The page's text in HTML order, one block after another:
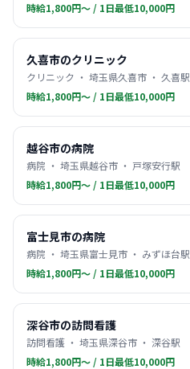
時給1,800円〜 / 1日最低10,000円
久喜市のクリニック
クリニック ・ 埼玉県久喜市 ・ 久喜駅
時給1,800円〜 / 1日最低10,000円
越谷市の病院
病院 ・ 埼玉県越谷市 ・ 戸塚安行駅
時給1,800円〜 / 1日最低10,000円
富士見市の病院
病院 ・ 埼玉県富士見市 ・ みずほ台駅
時給1,800円〜 / 1日最低10,000円
深谷市の訪問看護
訪問看護 ・ 埼玉県深谷市 ・ 深谷駅
時給1,800円〜 / 1日最低10,000円